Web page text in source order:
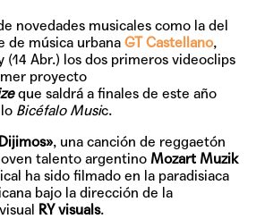
novedades musicales como la del
de música urbanaGT Castellano,
(14 Abr.) los dos primeros videoclips
proyecto
que saldrá a finales de este año
Bicéfalo Music.
, una canción de reggaetón
talento argentino Mozart Muzik
ha sido filmado en la paradisiaca
bajo la dirección de la
RY visuals.